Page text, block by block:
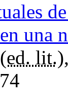
una
(ed. lit.